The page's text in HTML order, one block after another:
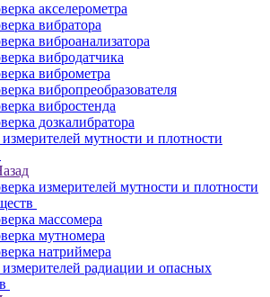
акселерометра
вибратора
виброанализатора
вибродатчика
виброметра
вибропреобразователя
вибростенда
дозкалибратора
мутности и плотности
измерителей мутности и плотности
массомера
мутномера
натриймера
радиации и опасных